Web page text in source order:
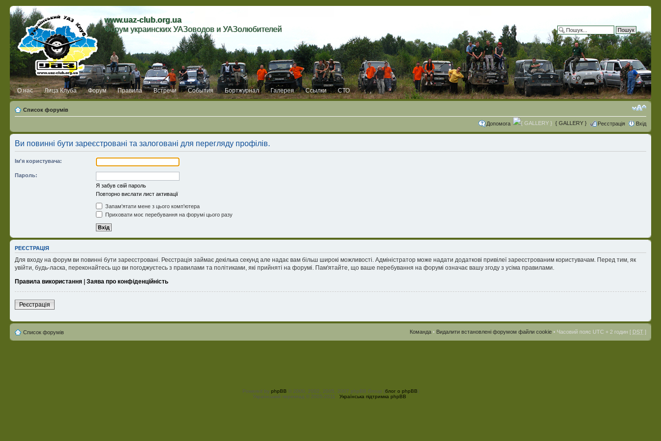
www.uaz-club.org.ua
Форум украинских УАЗоводов и УАЗолюбителей
Розширений пошук
О нас Лица Клуба Форум Правила Встречи События Бортжурнал Галерея Ссылки СТО
Список форумів
Допомога { GALLERY } Реєстрація Вхід
Ви повинні бути зареєстровані та залоговані для перегляду профілів.
Ім'я користувача:
Пароль:
Я забув свій пароль
Повторно вислати лист активації
Запам'ятати мене з цього комп'ютера
Приховати моє перебування на форумі цього разу
РЕЄСТРАЦІЯ
Для входу на форум ви повинні бути зареєстровані. Реєстрація займає декілька секунд але надає вам більш широкі можливості. Адміністратор може надати додаткові привілеї зареєстрованим користувачам. Перед тим, як
увійти, будь-ласка, переконайтесь що ви погоджуєтесь з правилами та політиками, які прийняті на форумі. Пам'ятайте, що ваше перебування на форумі означає вашу згоду з усіма правилами.
Правила використання | Заява про конфіденційність
Реєстрація
Список форумів Команда • Видалити встановлені форумом файли cookie • Часовий пояс UTC + 2 годин [ DST ]
Powered by phpBB © 2000, 2002, 2005, 2007 phpBB Group (блог о phpBB)
Український переклад © 2005-2011
Українська підтримка phpBB